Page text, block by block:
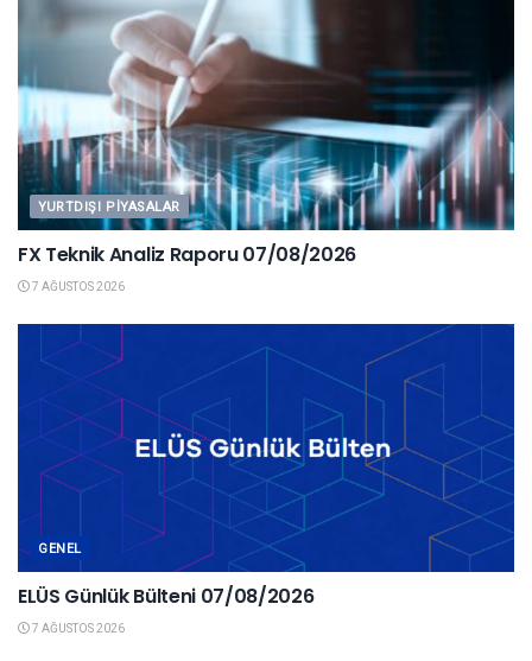
YURTDIŞI PIYASALAR
FX Teknik Analiz Raporu 07/08/2026
7 AĞUSTOS 2026
GENEL
ELÜS Günlük Bülteni 07/08/2026
7 AĞUSTOS 2026